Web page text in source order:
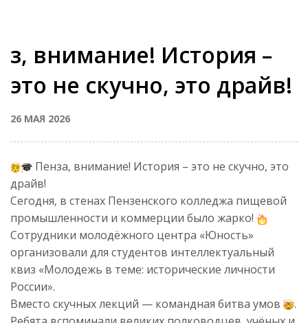
з, внимание! История –
это не скучно, это драйв!
26 МАЯ 2026
Пенза, внимание! История – это не скучно, это
драйв!
Сегодня, в стенах Пензенского колледжа пищевой
промышленности и коммерции было жарко!
Сотрудники молодёжного центра «Юность»
организовали для студентов интеллектуальный
квиз «Молодежь в теме: исторические личности
России».
Вместо скучных лекций — командная битва умов
.